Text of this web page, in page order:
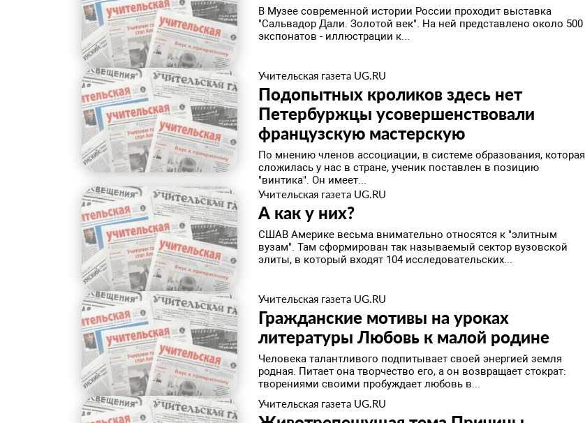
В Музее современной истории России проходит выставка
"Сальвадор Дали. Золотой век". На ней представлено около 500
экспонатов - иллюстрации к...
Учительская газета UG.RU
Подопытных кроликов здесь нет
Петербуржцы усовершенствовали
французскую мастерскую
По мнению членов ассоциации, в системе образования, которая
сложилась у нас в стране, ученик поставлен в позицию
"винтика". Он имеет...
Учительская газета UG.RU
А как у них?
СШАВ Америке весьма внимательно относятся к "элитным
вузам". Там сформирован так называемый сектор вузовской
элиты, в который входят 104 исследовательских...
Учительская газета UG.RU
Гражданские мотивы на уроках
литературы Любовь к малой родине
Человека талантливого подпитывает своей энергией земля
родная. Питает она творчество его, а он возвращает стократ:
творениями своими пробуждает любовь в...
Учительская газета UG.RU